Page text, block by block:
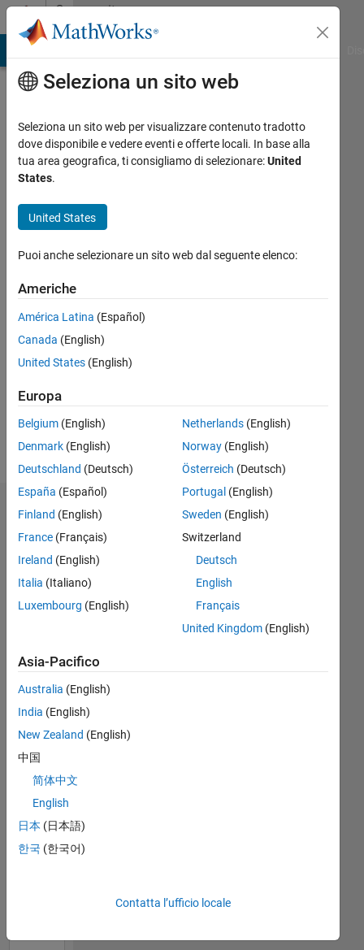
Vai al contenutoCommunity
Profile
Andy
Jiang
Last
oltre 5
Attivo
Followers:
Follow
Dashboard
M…
CONTRIBUTI L
2
L
09/20
05/21
01/22
09/22
05/23
01/24
09/24
05/25
01/26
06/21
03/22
12/22
09/23
06/24
03/25
12/25
07/21
05/22
03/23
11/24
09/25
07/26
RANK
Seleziona un sito web
Seleziona un sito web per visualizzare contenuto tradotto
dove disponibile e vedere eventi e offerte locali. In base alla
tua area geografica, ti consigliamo di selezionare:United
States.
United States
Puoi anche selezionare un sito web dal seguente elenco:
Americhe
América Latina (Español)
Canada (English)
United States (English)
Europa
Belgium (English)
Denmark (English)
Deutschland (Deutsch)
España (Español)
Finland (English)
France (Français)
Ireland (English)
Italia (Italiano)
Luxembourg (English)
Netherlands(English)
Norway(English)
Österreich (Deutsch)
Portugal (English)
Sweden (English)
Switzerland
Deutsch
English
Français
United Kingdom(English)
Asia-Pacifico
Australia (English)
India (English)
New Zealand (English)
中国
简体中文
English
日本 (日本語)
한국 (한국어)
Contatta l’ufficio locale